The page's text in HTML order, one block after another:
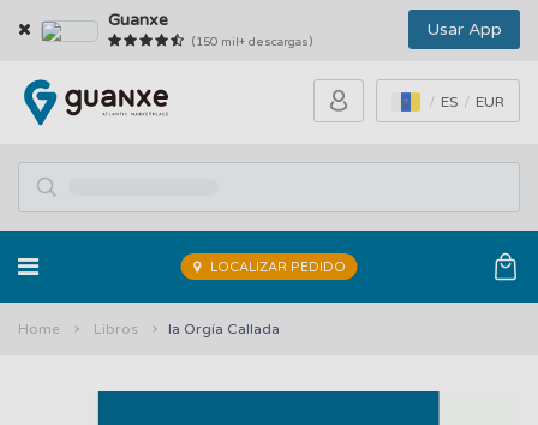
Guanxe
(150 mil+ descargas)
Usar App
ES EUR
LOCALIZAR PEDIDO
Home Libros la Orgía Callada